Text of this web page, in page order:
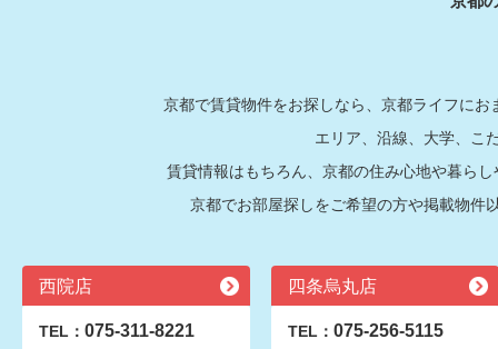
京都で賃貸物件をお探しなら、京都ライフに
エリア、沿線、大学、こ
賃貸情報はもちろん、京都の住み心地や暮ら
京都でお部屋探しをご希望の方や掲載物件
西院店
TEL： 075-311-8221
四条烏丸店
TEL： 075-256-5115